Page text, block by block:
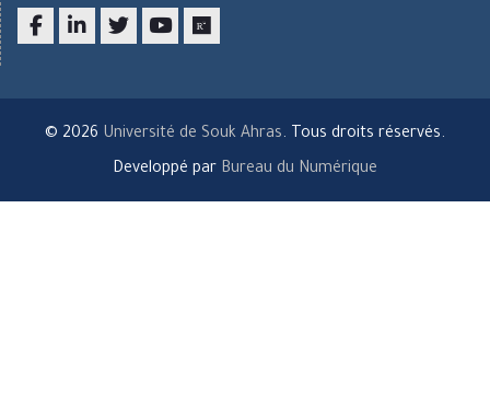
© 2026 Université de Souk Ahras. Tous droits réservés.
Developpé par Bureau du Numérique